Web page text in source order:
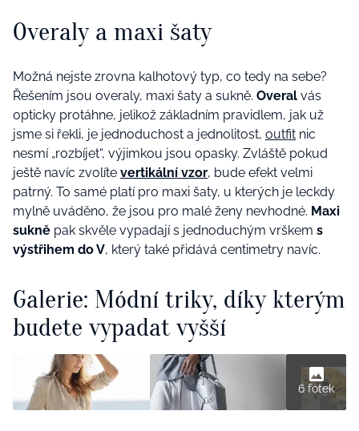
Overaly a maxi šaty
Možná nejste zrovna kalhotový typ, co tedy na sebe?
Řešením jsou overaly, maxi šaty a sukně. Overal vás
opticky protáhne, jelikož základním pravidlem, jak už
jsme si řekli, je jednoduchost a jednolitost, outfit nic
nesmí „rozbíjet“, výjimkou jsou opasky. Zvláště pokud
ještě navíc zvolíte vertikální vzor, bude efekt velmi
patrný. To samé platí pro maxi šaty, u kterých je leckdy
mylně uváděno, že jsou pro malé ženy nevhodné. Maxi
sukně pak skvěle vypadají s jednoduchým vrškem s
výstřihem do V, který také přidává centimetry navíc.
Galerie: Módní triky, díky kterým
budete vypadat vyšší
6 fotek